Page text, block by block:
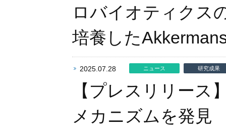
ロバイオティクス
培養した
2025.07.28 ニュース 研究成果
【プレスリリース
メカニズムを発見